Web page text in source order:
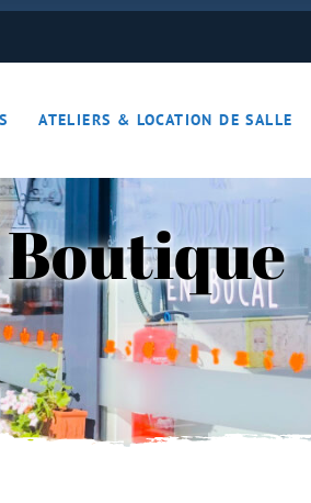
ATELIERS & LOCATION DE SALLE
ON JOUE… ON S’DETEND !!
JOUE… ON S’DETEND !!
Boutique